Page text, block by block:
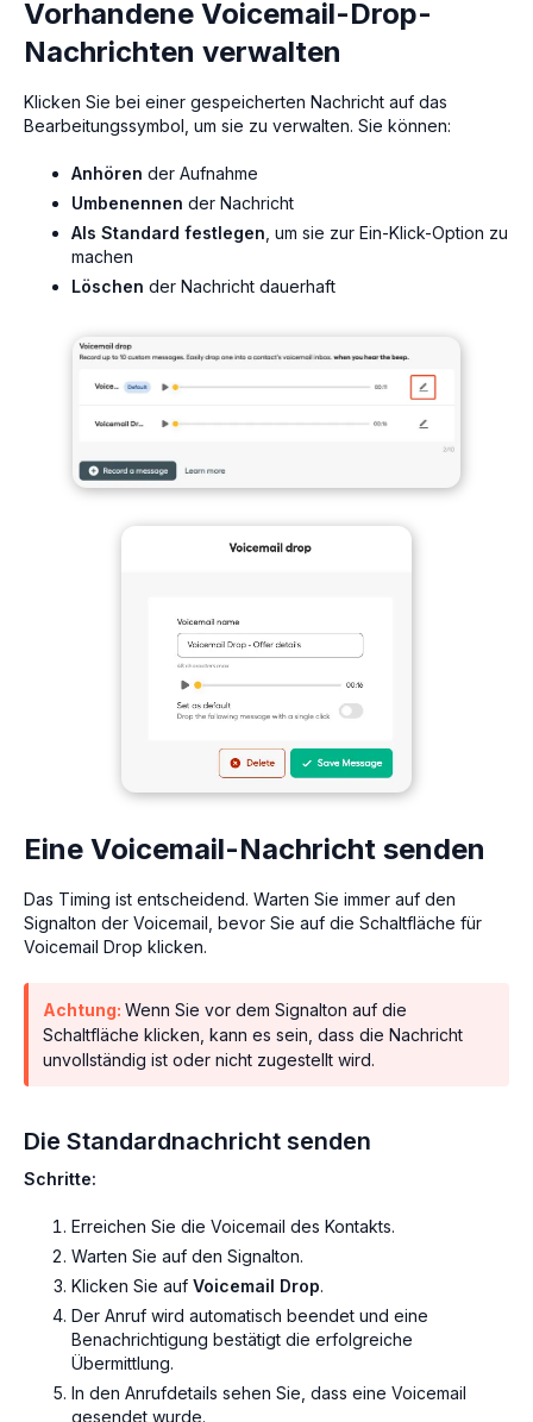
Vorhandene Voicemail-Drop-
Nachrichten verwalten
Klicken Sie bei einer gespeicherten Nachricht auf das
Bearbeitungssymbol, um sie zu verwalten. Sie können:
Anhören der Aufnahme
Umbenennen der Nachricht
Als Standard festlegen , um sie zur Ein-Klick-Option zu
machen
Löschen der Nachricht dauerhaft
Eine Voicemail-Nachricht senden
Das Timing ist entscheidend. Warten Sie immer auf den
Signalton der Voicemail, bevor Sie auf die Schaltfläche für
Voicemail Drop klicken.
Achtung: Wenn Sie vor dem Signalton auf die
Schaltfläche klicken, kann es sein, dass die Nachricht
unvollständig ist oder nicht zugestellt wird.
Die Standardnachricht senden
Schritte:
Erreichen Sie die Voicemail des Kontakts.
Warten Sie auf den Signalton.
Klicken Sie auf Voicemail Drop.
Der Anruf wird automatisch beendet und eine
Benachrichtigung bestätigt die erfolgreiche
Übermittlung.
In den Anrufdetails sehen Sie, dass eine Voicemail
gesendet wurde.